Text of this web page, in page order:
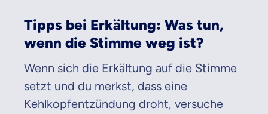
Tipps bei Erkältung: Was tun,
wenn die Stimme weg ist?
Wenn sich die Erkältung auf die Stimme
setzt und du merkst, dass eine
Kehlkopfentzündung droht, versuche